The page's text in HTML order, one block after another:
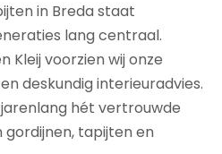
in Breda staat
lang centraal.
Kleij voorzien wij onze
deskundig interieuradvies.
hét vertrouwde
tapijten en